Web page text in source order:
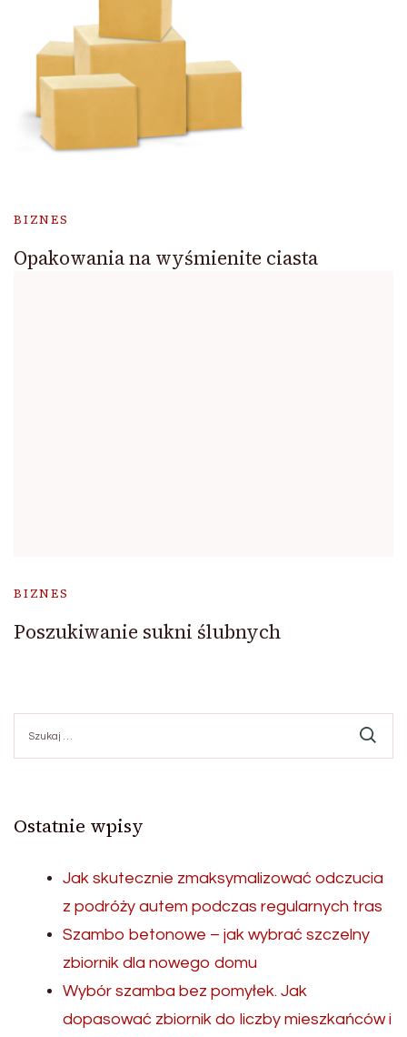
BIZNES
Opakowania na wyśmienite ciasta
BIZNES
Poszukiwanie sukni ślubnych
Ostatnie wpisy
Jak skutecznie zmaksymalizować odczucia
z podróży autem podczas regularnych tras
Szambo betonowe – jak wybrać szczelny
zbiornik dla nowego domu
Wybór szamba bez pomyłek. Jak
dopasować zbiornik do liczby mieszkańców i